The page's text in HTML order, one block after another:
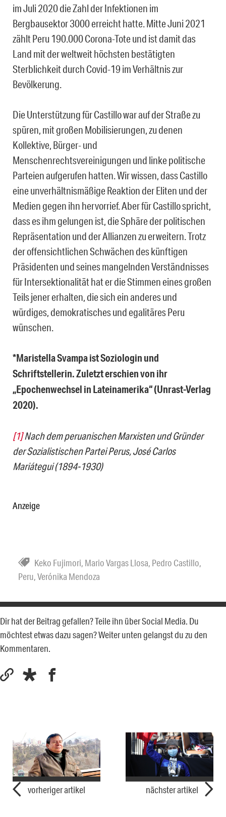
im Juli 2020 die Zahl der Infektionen im
Bergbausektor 3000 erreicht hatte. Mitte Juni 2021
zählt Peru 190.000 Corona-Tote und ist damit das
Land mit der weltweit höchsten bestätigten
Sterblichkeit durch Covid-19 im Verhältnis zur
Bevölkerung.
Die Unterstützung für Castillo war auf der Straße zu
spüren, mit großen Mobilisierungen, zu denen
Kollektive, Bürger- und
Menschenrechtsvereinigungen und linke politische
Parteien aufgerufen hatten. Wir wissen, dass Castillo
eine unverhältnismäßige Reaktion der Eliten und der
Medien gegen ihn hervorrief. Aber für Castillo spricht,
dass es ihm gelungen ist, die Sphäre der politischen
Repräsentation und der Allianzen zu erweitern. Trotz
der offensichtlichen Schwächen des künftigen
Präsidenten und seines mangelnden Verständnisses
für Intersektionalität hat er die Stimmen eines großen
Teils jener erhalten, die sich ein anderes und
würdiges, demokratisches und egalitäres Peru
wünschen.
*Maristella Svampaist Soziologin und
Schriftstellerin. Zuletzt erschien von ihr
„Epochenwechsel in Lateinamerika“ (Unrast-Verlag
2020).
[1]Nach dem peruanischen Marxisten und Gründer
der Sozialistischen Partei Perus, José Carlos
Mariátegui (1894-1930)
Anzeige
Keko Fujimori, Mario Vargas Llosa, Pedro Castillo,
Peru,Verónika Mendoza
Dir hat der Beitrag gefallen? Teile ihn über Social Media. Du
möchtest etwas dazu sagen? Weiter unten gelangst du zu den
Kommentaren.
vorheriger artikel nächster artikel